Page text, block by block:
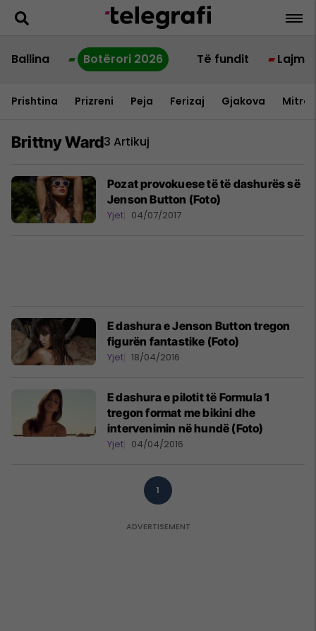
Ballina Botërori 2026 Të fundit Lajme
Prishtina Prizreni Peja Ferizaj Gjakova
Brittny Ward3 Artikuj
Pozat provokuese të të dashurës së
Jenson Button (Foto)
Yjet 04/07/2017
E dashura e Jenson Button tregon
figurën fantastike (Foto)
Yjet 18/04/2016
E dashura e pilotit të Formula 1
tregon format me bikini dhe
intervenimin në hundë (Foto)
Yjet 04/04/2016
1